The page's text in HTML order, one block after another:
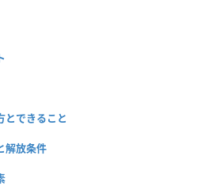
とできること
解放条件